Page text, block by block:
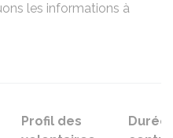
les informations à
Profil des
Durée